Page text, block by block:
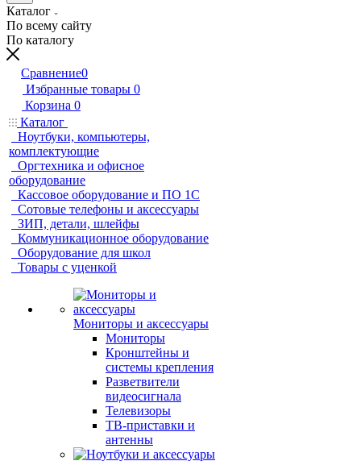
Каталог
По всему сайту
По каталогу
Сравнение0
Избранные товары 0
Корзина 0
Каталог
Ноутбуки, компьютеры,
комплектующие
Оргтехника и офисное
оборудование
Кассовое оборудование и ПО 1С
Сотовые телефоны и аксессуары
ЗИП, детали, шлейфы
Коммуникационное оборудование
Оборудование для школ
Товары с уценкой
Мониторы и аксессуары
Мониторы
Кронштейны и
системы крепления
Разветвители
видеосигнала
Телевизоры
ТВ-приставки и
антенны